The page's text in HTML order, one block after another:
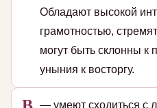
Обладают высокой
грамотностью,
могут быть склонны к
уныния к восторгу.
— умеют сходиться с